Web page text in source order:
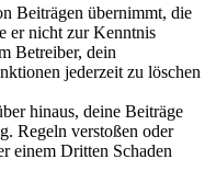
Beiträgen übernimmt, die
er nicht zur Kenntnis
Betreiber, dein
jederzeit zu löschen
hinaus, deine Beiträge
Regeln verstoßen oder
einem Dritten Schaden